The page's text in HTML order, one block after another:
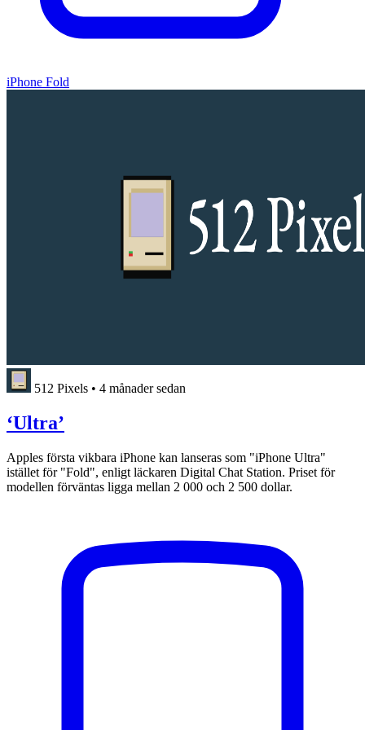
iPhone Fold
512 Pixels • 4 månader sedan
‘Ultra’
Apples första vikbara iPhone kan lanseras som "iPhone Ultra"
istället för "Fold", enligt läckaren Digital Chat Station. Priset för
modellen förväntas ligga mellan 2 000 och 2 500 dollar.